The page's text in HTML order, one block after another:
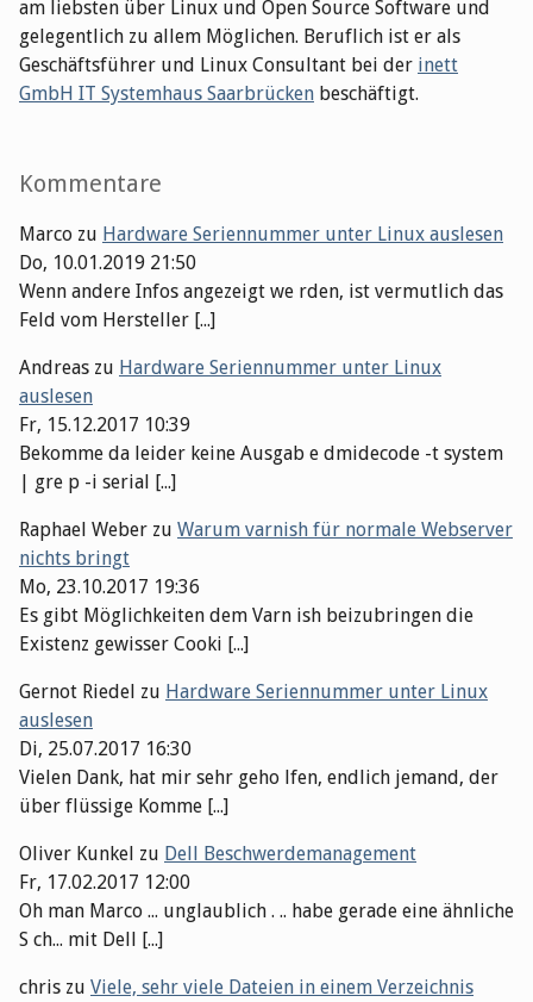
am liebsten über Linux und Open Source Software und
gelegentlich zu allem Möglichen. Beruflich ist er als
Geschäftsführer und Linux Consultant bei der inett
GmbH IT Systemhaus Saarbrücken beschäftigt.
Kommentare
Marco zu Hardware Seriennummer unter Linux auslesen
Do, 10.01.2019 21:50
Wenn andere Infos angezeigt we rden, ist vermutlich das
Feld vom Hersteller [...]
Andreas zu Hardware Seriennummer unter Linux
auslesen
Fr, 15.12.2017 10:39
Bekomme da leider keine Ausgab e dmidecode -t system
| gre p -i serial [...]
Raphael Weber zu Warum varnish für normale Webserver
nichts bringt
Mo, 23.10.2017 19:36
Es gibt Möglichkeiten dem Varn ish beizubringen die
Existenz gewisser Cooki [...]
Gernot Riedel zu Hardware Seriennummer unter Linux
auslesen
Di, 25.07.2017 16:30
Vielen Dank, hat mir sehr geho lfen, endlich jemand, der
über flüssige Komme [...]
Oliver Kunkel zu Dell Beschwerdemanagement
Fr, 17.02.2017 12:00
Oh man Marco ... unglaublich . .. habe gerade eine ähnliche
S ch... mit Dell [...]
chris zu Viele, sehr viele Dateien in einem Verzeichnis